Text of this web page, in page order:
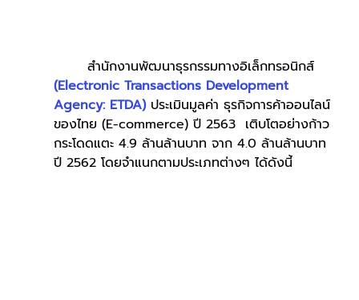
       สำนักงานพัฒนาธุรกรรมทางอิเล็กทรอนิกส์
(Electronic Transactions Development
Agency: ETDA) ประเมินมูลค่า ธุรกิจการค้าออนไลน์
ของไทย (E-commerce) ปี 2563  เติบโตอย่างก้าว
กระโดดแตะ 4.9 ล้านล้านบาท จาก 4.0 ล้านล้านบาท
ปี 2562 โดยจำแนกตามประเภทต่างๆ ได้ดังนี้